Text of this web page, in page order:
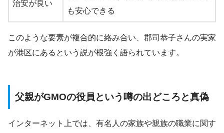
治安が良い
も安心できる
このような要素が複合的に絡み合い、郡司恭子さんの実家
が港区にあるという説が根強く語られています。
父親がGMOの役員という噂の出どころと真偽
インターネット上では、有名人の家族や親族の職業に関す